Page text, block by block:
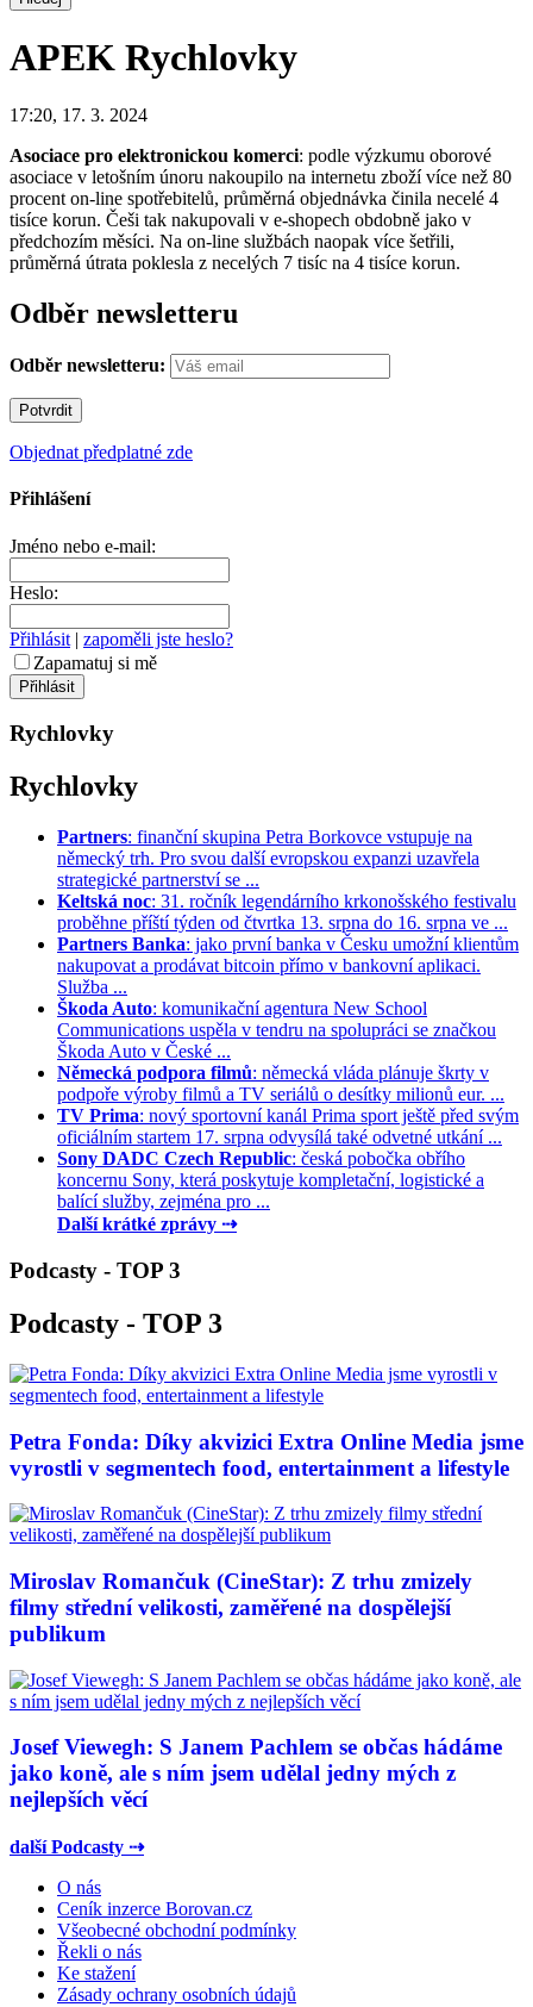
APEK Rychlovky
17:20, 17. 3. 2024
Asociace pro elektronickou komerci: podle výzkumu oborové
asociace v letošním únoru nakoupilo na internetu zboží více než 80
procent on-line spotřebitelů, průměrná objednávka činila necelé 4
tisíce korun. Češi tak nakupovali v e-shopech obdobně jako v
předchozím měsíci. Na on-line službách naopak více šetřili,
průměrná útrata poklesla z necelých 7 tisíc na 4 tisíce korun.
Odběr newsletteru
Odběr newsletteru:
Objednat předplatné zde
Přihlášení
Jméno nebo e-mail:
Heslo:
Přihlásit | zapoměli jste heslo?
Zapamatuj si mě
Rychlovky
Rychlovky
Partners: finanční skupina Petra Borkovce vstupuje na
německý trh. Pro svou další evropskou expanzi uzavřela
strategické partnerství se ...
Keltská noc: 31. ročník legendárního krkonošského festivalu
proběhne příští týden od čtvrtka 13. srpna do 16. srpna ve ...
Partners Banka: jako první banka v Česku umožní klientům
nakupovat a prodávat bitcoin přímo v bankovní aplikaci.
Služba ...
Škoda Auto: komunikační agentura New School
Communications uspěla v tendru na spolupráci se značkou
Škoda Auto v České ...
Německá podpora filmů: německá vláda plánuje škrty v
podpoře výroby filmů a TV seriálů o desítky milionů eur. ...
TV Prima: nový sportovní kanál Prima sport ještě před svým
oficiálním startem 17. srpna odvysílá také odvetné utkání ...
Sony DADC Czech Republic: česká pobočka obřího
koncernu Sony, která poskytuje kompletační, logistické a
balící služby, zejména pro ...
Další krátké zprávy ⇢
Podcasty - TOP 3
Podcasty - TOP 3
Petra Fonda: Díky akvizici Extra Online Media jsme
vyrostli v segmentech food, entertainment a lifestyle
Miroslav Romančuk (CineStar): Z trhu zmizely
filmy střední velikosti, zaměřené na dospělejší
publikum
Josef Viewegh: S Janem Pachlem se občas hádáme
jako koně, ale s ním jsem udělal jedny mých z
nejlepších věcí
další Podcasty ⇢
O nás
Ceník inzerce Borovan.cz
Všeobecné obchodní podmínky
Řekli o nás
Ke stažení
Zásady ochrany osobních údajů